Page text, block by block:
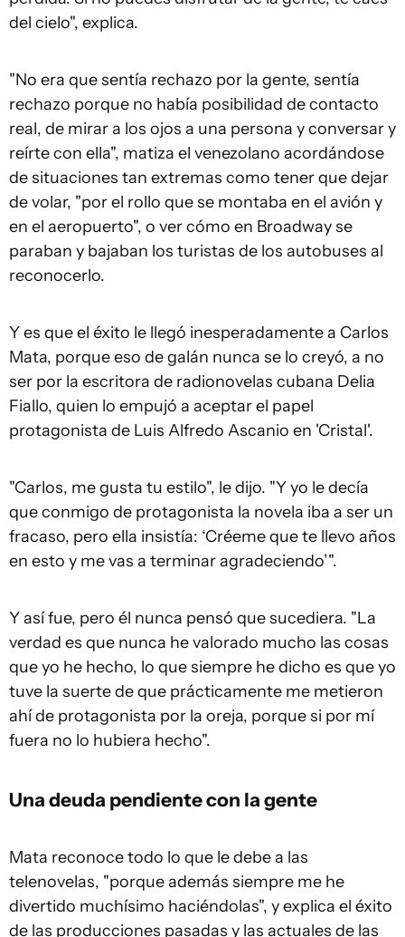
del cielo", explica.
"No era que sentía rechazo por la gente, sentía
rechazo porque no había posibilidad de contacto
real, de mirar a los ojos a una persona y conversar y
reírte con ella", matiza el venezolano acordándose
de situaciones tan extremas como tener que dejar
de volar, "por el rollo que se montaba en el avión y
en el aeropuerto", o ver cómo en Broadway se
paraban y bajaban los turistas de los autobuses al
reconocerlo.
Y es que el éxito le llegó inesperadamente a Carlos
Mata, porque eso de galán nunca se lo creyó, a no
ser por la escritora de radionovelas cubana Delia
Fiallo, quien lo empujó a aceptar el papel
protagonista de Luis Alfredo Ascanio en 'Cristal'.
"Carlos, me gusta tu estilo", le dijo. "Y yo le decía
que conmigo de protagonista la novela iba a ser un
fracaso, pero ella insistía: ‘Créeme que te llevo años
en esto y me vas a terminar agradeciendo’".
Y así fue, pero él nunca pensó que sucediera. "La
verdad es que nunca he valorado mucho las cosas
que yo he hecho, lo que siempre he dicho es que yo
tuve la suerte de que prácticamente me metieron
ahí de protagonista por la oreja, porque si por mí
fuera no lo hubiera hecho".
Una deuda pendiente con la gente
Mata reconoce todo lo que le debe a las
telenovelas, "porque además siempre me he
divertido muchísimo haciéndolas", y explica el éxito
de las producciones pasadas y las actuales de las